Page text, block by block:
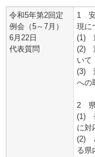
令和5年第2回定
例会（5～7月）
6月22日
代表質問
1 安
現に
(1)
(2)
いて
(3)
への
2 県
(1)
に対
(2)
る県